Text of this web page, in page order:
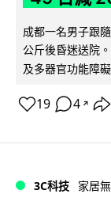
成都一名男子跟
公斤後昏迷送院
及多器官功能障
19 4 ↗
3C科技 家居